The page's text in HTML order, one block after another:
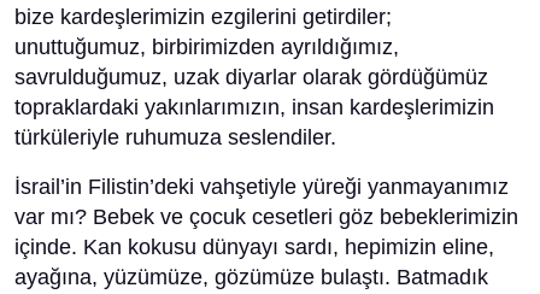
bize kardeşlerimizin ezgilerini getirdiler;
unuttuğumuz, birbirimizden ayrıldığımız,
savrulduğumuz, uzak diyarlar olarak gördüğümüz
topraklardaki yakınlarımızın, insan kardeşlerimizin
türküleriyle ruhumuza seslendiler.
İsrail’in Filistin’deki vahşetiyle yüreği yanmayanımız
var mı? Bebek ve çocuk cesetleri göz bebeklerimizin
içinde. Kan kokusu dünyayı sardı, hepimizin eline,
ayağına, yüzümüze, gözümüze bulaştı. Batmadık